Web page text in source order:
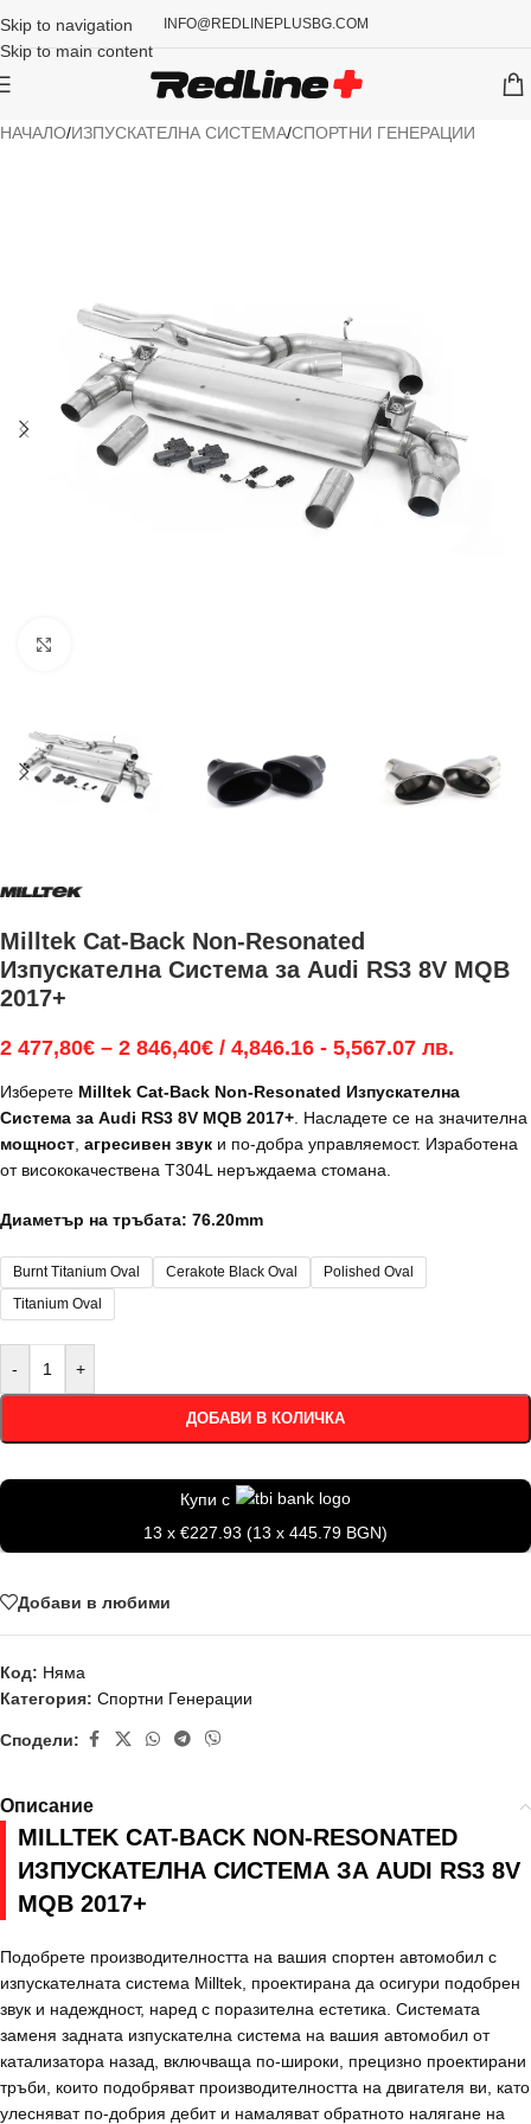
Skip to navigation
Skip to main content
INFO@REDLINEPLUSBG.COM
НАЧАЛО/ИЗПУСКАТЕЛНА СИСТЕМА/СПОРТНИ ГЕНЕРАЦИИ
Milltek Cat-Back Non-Resonated
Изпускателна Система за Audi RS3 8V MQB
2017+
2 477,80€ – 2 846,40€ / 4,846.16 - 5,567.07 лв.
Изберете Milltek Cat-Back Non-Resonated Изпускателна
Система за Audi RS3 8V MQB 2017+. Насладете се на значителна
мощност, агресивен звук и по-добра управляемост. Изработена
от висококачествена T304L неръждаема стомана.
Диаметър на тръбата: 76.20mm
Burnt Titanium Oval Cerakote Black Oval
Polished Oval
Titanium Oval
- +
ДОБАВИ В КОЛИЧКА
Купи с
13 x €227.93 (13 x 445.79 BGN)
Добави в любими
Код: Няма
Категория: Спортни Генерации
Сподели:
Описание
MILLTEK CAT-BACK NON-RESONATED
ИЗПУСКАТЕЛНА СИСТЕМА ЗА AUDI RS3 8V
MQB 2017+
Подобрете производителността на вашия спортен автомобил с
изпускателната система Milltek, проектирана да осигури подобрен
звук и надеждност, наред с поразителна естетика. Системата
заменя задната изпускателна система на вашия автомобил от
катализатора назад, включваща по-широки, прецизно проектирани
тръби, които подобряват производителността на двигателя ви, като
улесняват по-добрия дебит и намаляват обратното налягане на